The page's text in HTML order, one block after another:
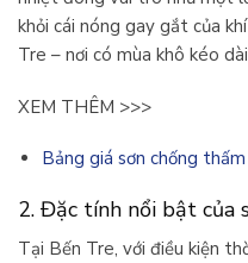
khỏi cái nóng gay gắt của
Tre – nơi có mùa khô kéo
XEM THÊM >>>
Bảng giá sơn chống
2. Đặc tính nổi bật của
Tại Bến Tre, với điều kiện